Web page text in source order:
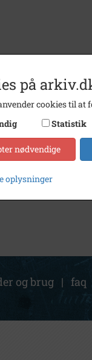
og brug | faq
på
cookies til at
Statistik
nødvendige
oplysninger